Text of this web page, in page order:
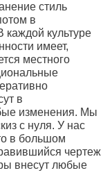
стиль
в
каждой культуре
имеет,
местного
в
изменения. Мы
с нуля. У нас
в большом
чертеж
внесут любые